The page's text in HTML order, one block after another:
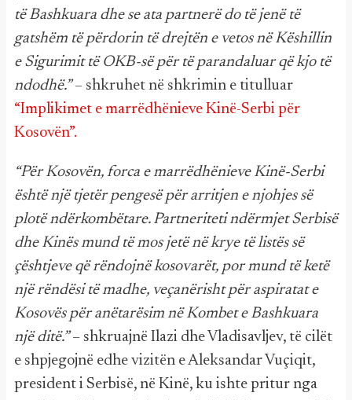
të Bashkuara dhe se ata partnerë do të jenë të
gatshëm të përdorin të drejtën e vetos në Këshillin
e Sigurimit të OKB-së për të parandaluar që kjo të
ndodhë.”– shkruhet në shkrimin e titulluar
“Implikimet e marrëdhënieve Kinë-Serbi për
Kosovën”.
“Për Kosovën, forca e marrëdhënieve Kinë-Serbi
është një tjetër pengesë për arritjen e njohjes së
plotë ndërkombëtare. Partneriteti ndërmjet Serbisë
dhe Kinës mund të mos jetë në krye të listës së
çështjeve që rëndojnë kosovarët, por mund të ketë
një rëndësi të madhe, veçanërisht për aspiratat e
Kosovës për anëtarësim në Kombet e Bashkuara
një ditë.”– shkruajnë Ilazi dhe Vladisavljev, të cilët
e shpjegojnë edhe vizitën e Aleksandar Vuçiqit,
president i Serbisë, në Kinë, ku ishte pritur nga